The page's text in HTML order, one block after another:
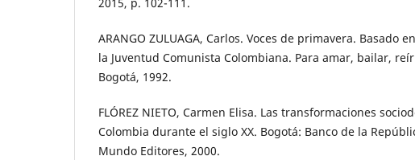
ARANGO ZULUAGA, Carlos. Voces de primavera. Basado
la Juventud Comunista Colombiana. Para amar, bailar,
Bogotá, 1992.
FLÓREZ NIETO, Carmen Elisa. Las transformaciones
Colombia durante el siglo XX. Bogotá: Banco de la
Mundo Editores, 2000.